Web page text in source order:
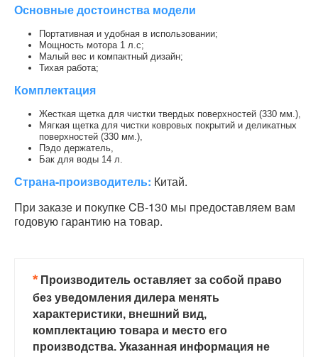
Основные достоинства модели
Портативная и удобная в использовании;
Мощность мотора 1 л.с;
Малый вес и компактный дизайн;
Тихая работа;
Комплектация
Жесткая щетка для чистки твердых поверхностей (330 мм.),
Мягкая щетка для чистки ковровых покрытий и деликатных
поверхностей (330 мм.),
Пэдо держатель,
Бак для воды 14 л.
Страна-производитель: Китай.
При заказе и покупке CB-130 мы предоставляем вам
годовую гарантию на товар.
*Производитель оставляет за собой право
без уведомления дилера менять
характеристики, внешний вид,
комплектацию товара и место его
производства. Указанная информация не